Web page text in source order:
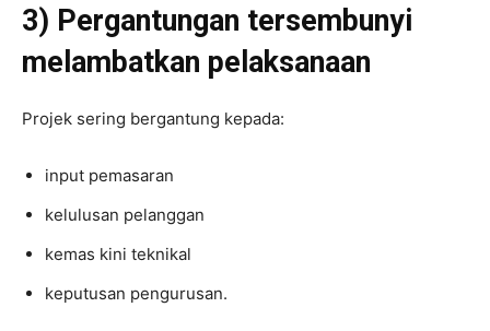
3) Pergantungan tersembunyi
melambatkan pelaksanaan
Projek sering bergantung kepada:
input pemasaran
kelulusan pelanggan
kemas kini teknikal
keputusan pengurusan.